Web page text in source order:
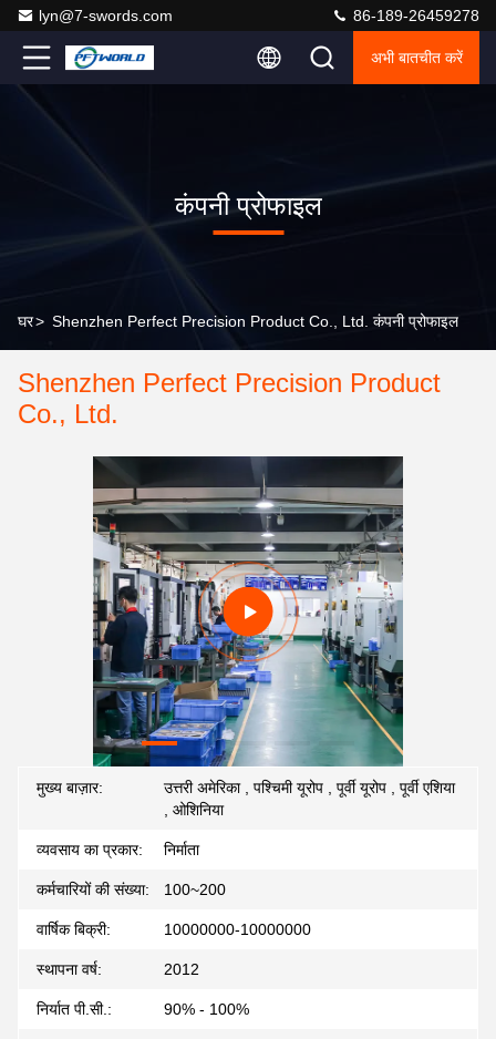
lyn@7-swords.com 86-189-26459278
अभी बातचीत करें
कंपनी प्रोफाइल
घर> Shenzhen Perfect Precision Product Co., Ltd. कंपनी प्रोफाइल
Shenzhen Perfect Precision Product
Co., Ltd.
मुख्य बाज़ार:
उत्तरी अमेरिका , पश्चिमी यूरोप , पूर्वी यूरोप , पूर्वी एशिया
, ओशिनिया
व्यवसाय का प्रकार: निर्माता
कर्मचारियों की संख्या: 100~200
वार्षिक बिक्री: 10000000-10000000
स्थापना वर्ष: 2012
निर्यात पी.सी.: 90% - 100%